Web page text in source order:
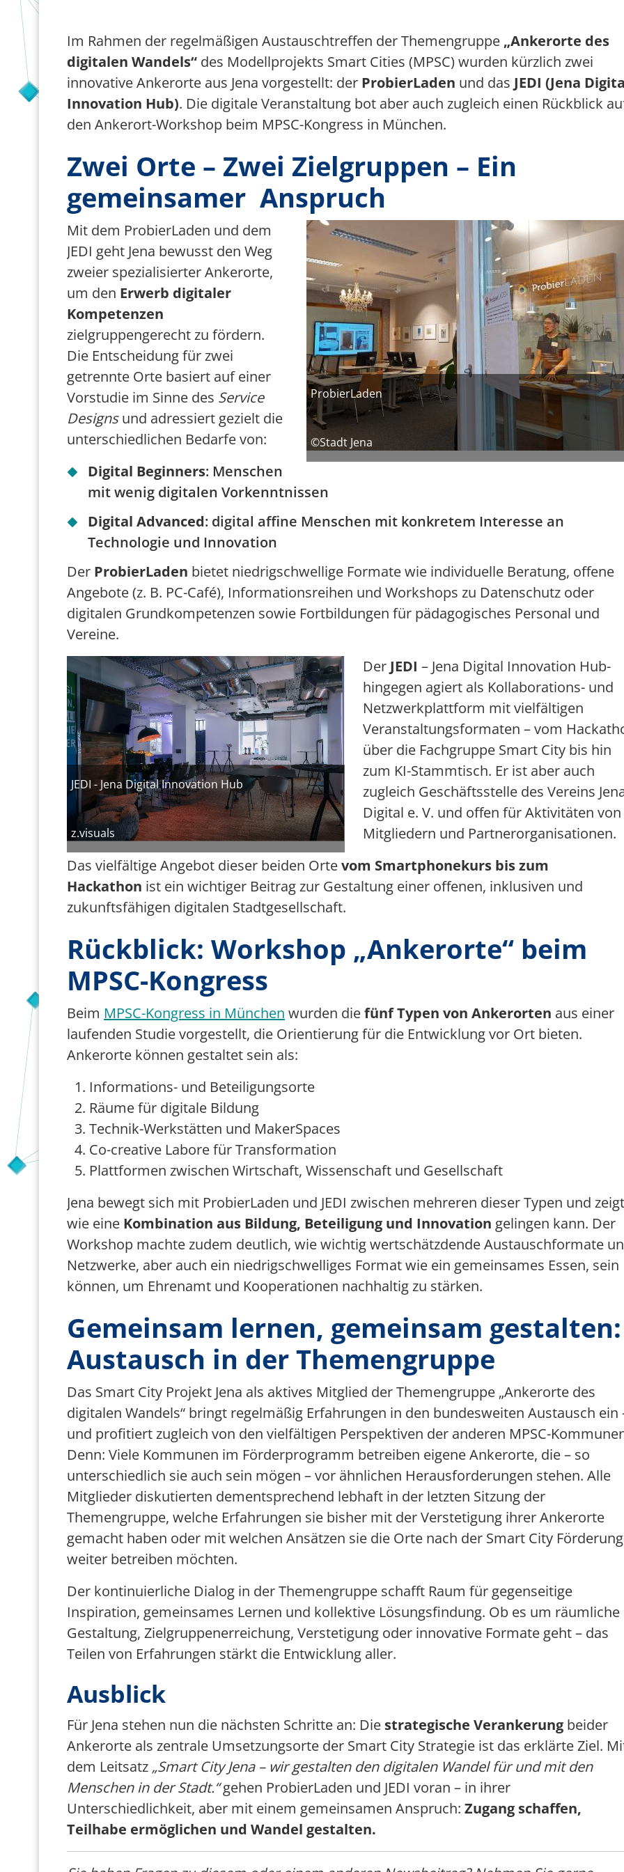
Förderer
Team 5G Verkehrsvernetzung
Förderer & Partner
Im Rahmen der regelmäßigen Austauschtreffen der Themengruppe „Ankerorte des
digitalen Wandels“ des Modellprojekts Smart Cities (MPSC) wurden kürzlich zwei
innovative Ankerorte aus Jena vorgestellt: der ProbierLaden und das JEDI (Jena
Innovation Hub). Die digitale Veranstaltung bot aber auch zugleich einen Rückblick
den Ankerort-Workshop beim MPSC-Kongress in München.
Zwei Orte – Zwei Zielgruppen – Ein
gemeinsamer Anspruch
Bild
ProbierLaden
©Stadt Jena
Mit dem ProbierLaden und dem
JEDI geht Jena bewusst den Weg
zweier spezialisierter Ankerorte,
um den Erwerb digitaler
Kompetenzen
zielgruppengerecht zu fördern.
Die Entscheidung für zwei
getrennte Orte basiert auf einer
Vorstudie im Sinne des Service
Designsund adressiert gezielt die
unterschiedlichen Bedarfe von:
Digital Beginners: Menschen
mit wenig digitalen Vorkenntnissen
Digital Advanced: digital affine Menschen mit konkretem Interesse an
Technologie und Innovation
Der ProbierLaden bietet niedrigschwellige Formate wie individuelle Beratung, offene
Angebote (z. B. PC-Café), Informationsreihen und Workshops zu Datenschutz oder
digitalen Grundkompetenzen sowie Fortbildungen für pädagogisches Personal und
Vereine.
Bild
JEDI - Jena Digital Innovation Hub
z.visuals
Der JEDI – Jena Digital Innovation Hub-
hingegen agiert als Kollaborations- und
Netzwerkplattform mit vielfältigen
Veranstaltungsformaten – vom
über die Fachgruppe Smart City bis hin
zum KI-Stammtisch. Er ist aber auch
zugleich Geschäftsstelle des Vereins
Digital e. V. und offen für Aktivitäten von
Mitgliedern und Partnerorganisationen.
Das vielfältige Angebot dieser beiden Ortevom Smartphonekurs bis zum
Hackathon ist ein wichtiger Beitrag zur Gestaltung einer offenen, inklusiven und
zukunftsfähigen digitalen Stadtgesellschaft.
Rückblick: Workshop „Ankerorte“ beim
MPSC-Kongress
Beim MPSC-Kongress in München wurden diefünf Typen von Ankerorten aus einer
laufenden Studie vorgestellt, die Orientierung für die Entwicklung vor Ort bieten.
Ankerorte können gestaltet sein als:
Informations- und Beteiligungsorte
Räume für digitale Bildung
Technik-Werkstätten und MakerSpaces
Co-creative Labore für Transformation
Plattformen zwischen Wirtschaft, Wissenschaft und Gesellschaft
Jena bewegt sich mit ProbierLaden und JEDI zwischen mehreren dieser Typen und
wie eine Kombination aus Bildung, Beteiligung und Innovation gelingen kann. Der
Workshop machte zudem deutlich, wie wichtig wertschätzdende Austauschformate
Netzwerke, aber auch ein niedrigschwelliges Format wie ein gemeinsames Essen, sein
können, um Ehrenamt und Kooperationen nachhaltig zu stärken.
Gemeinsam lernen, gemeinsam gestalten:
Austausch in der Themengruppe
Das Smart City Projekt Jena als aktives Mitglied der Themengruppe „Ankerorte des
digitalen Wandels“ bringt regelmäßig Erfahrungen in den bundesweiten Austausch ein
und profitiert zugleich von den vielfältigen Perspektiven der anderen MPSC-
Denn: Viele Kommunen im Förderprogramm betreiben eigene Ankerorte, die – so
unterschiedlich sie auch sein mögen – vor ähnlichen Herausforderungen stehen. Alle
Mitglieder diskutierten dementsprechend lebhaft in der letzten Sitzung der
Themengruppe, welche Erfahrungen sie bisher mit der Verstetigung ihrer Ankerorte
gemacht haben oder mit welchen Ansätzen sie die Orte nach der Smart City Förderung
weiter betreiben möchten.
Der kontinuierliche Dialog in der Themengruppe schafft Raum für gegenseitige
Inspiration, gemeinsames Lernen und kollektive Lösungsfindung. Ob es um räumliche
Gestaltung, Zielgruppenerreichung, Verstetigung oder innovative Formate geht – das
Teilen von Erfahrungen stärkt die Entwicklung aller.
Ausblick
Für Jena stehen nun die nächsten Schritte an: Die strategische Verankerung beider
Ankerorte als zentrale Umsetzungsorte der Smart City Strategie ist das erklärte Ziel.
dem Leitsatz „Smart City Jena – wir gestalten den digitalen Wandel für und mit den
Menschen in der Stadt.“gehen ProbierLaden und JEDI voran – in ihrer
Unterschiedlichkeit, aber mit einem gemeinsamen Anspruch: Zugang schaffen,
Teilhabe ermöglichen und Wandel gestalten.